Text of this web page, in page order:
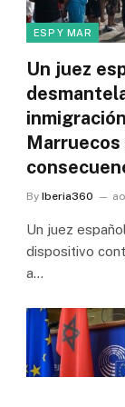
ESP Y MAR
Un juez
Marruecos
By Iberia360
Un juez
dispositivo
a…